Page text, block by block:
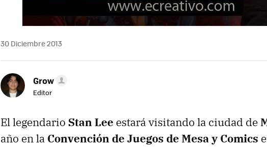
30 Diciembre 2013
Grow
Editor
El legendario Stan Lee estará visitando la ciudad de
año en la Convención de Juegos de Mesa y Comics